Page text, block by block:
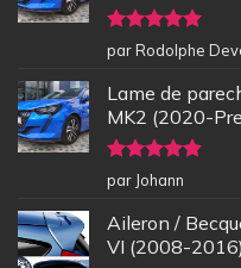
Note5sur
5
par Rodolphe
Lame de
MK2 (2020-
Note5sur
5
par Johann
Aileron /
VI (2008-2016)